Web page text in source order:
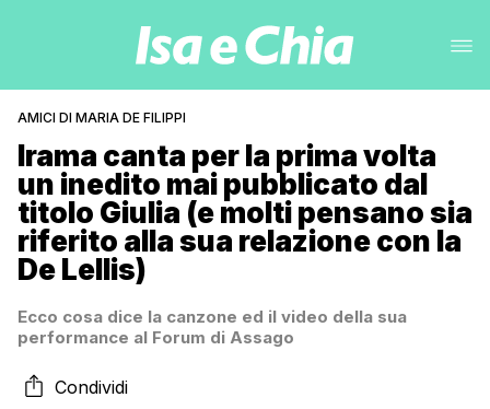
AMICI DI MARIA DE FILIPPI
Irama canta per la prima volta
un inedito mai pubblicato dal
titolo Giulia (e molti pensano sia
riferito alla sua relazione con la
De Lellis)
Ecco cosa dice la canzone ed il video della sua
performance al Forum di Assago
Condividi